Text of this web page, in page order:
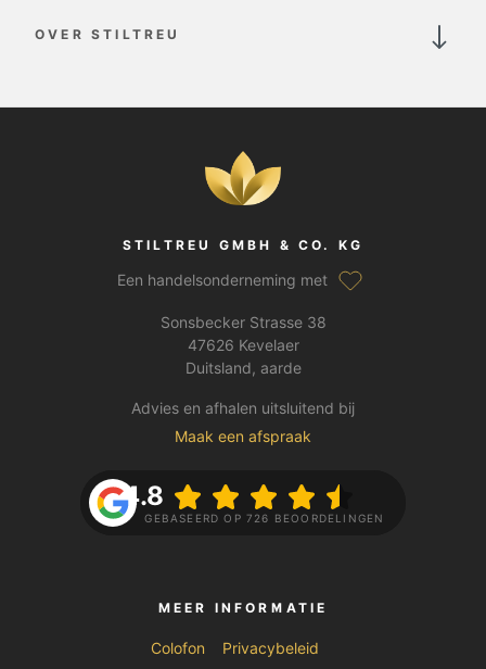
OVER STILTREU
STILTREU GMBH & CO. KG
Een handelsonderneming met
Sonsbecker Strasse 38
47626 Kevelaer
Duitsland, aarde
Advies en afhalen uitsluitend bij
Maak een afspraak
4.8
GEBASEERD OP 726 BEOORDELINGEN
MEER INFORMATIE
Colofon
Privacybeleid